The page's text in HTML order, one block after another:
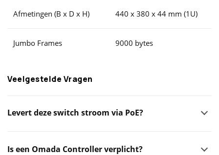
Afmetingen (B x D x H) 440 x 380 x 44 mm (1U)
Jumbo Frames 9000 bytes
Veelgestelde Vragen
Levert deze switch stroom via PoE?
Is een Omada Controller verplicht?